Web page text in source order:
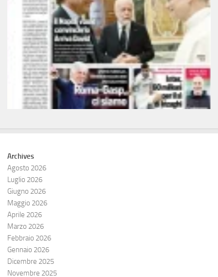
Archives
Agosto 2026
Luglio 2026
Giugno 2026
Maggio 2026
Aprile 2026
Marzo 2026
Febbraio 2026
Gennaio 2026
Dicembre 2025
Novembre 2025